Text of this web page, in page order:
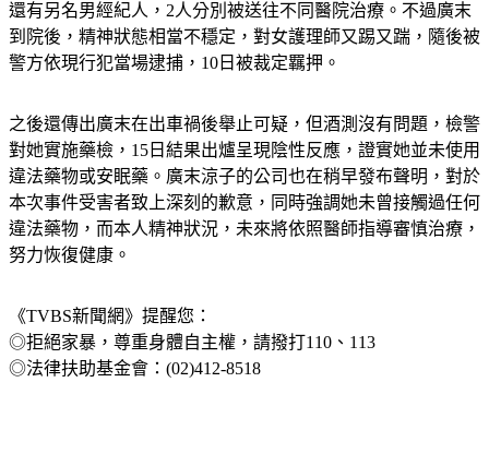
到院後，精神狀態相當不穩定，對女護理師又踢又踹，隨後被
警方依現行犯當場逮捕，10日被裁定羈押。
對她實施藥檢，15日結果出爐呈現陰性反應，證實她並未使用
違法藥物或安眠藥。廣末涼子的公司也在稍早發布聲明，對於
本次事件受害者致上深刻的歉意，同時強調她未曾接觸過任何
違法藥物，而本人精神狀況，未來將依照醫師指導審慎治療，
努力恢復健康。
◎拒絕家暴，尊重身體自主權，請撥打110、113
◎法律扶助基金會：(02)412-8518